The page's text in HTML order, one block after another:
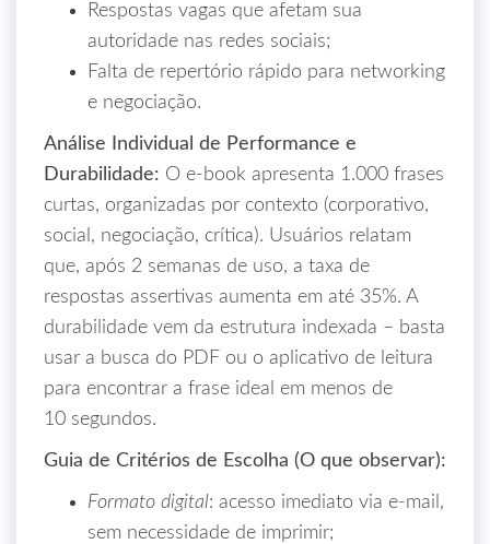
Respostas vagas que afetam sua
autoridade nas redes sociais;
Falta de repertório rápido para networking
e negociação.
Análise Individual de Performance e
Durabilidade: O e‑book apresenta 1.000 frases
curtas, organizadas por contexto (corporativo,
social, negociação, crítica). Usuários relatam
que, após 2 semanas de uso, a taxa de
respostas assertivas aumenta em até 35%. A
durabilidade vem da estrutura indexada – basta
usar a busca do PDF ou o aplicativo de leitura
para encontrar a frase ideal em menos de
10 segundos.
Guia de Critérios de Escolha (O que observar):
Formato digital: acesso imediato via e‑mail,
sem necessidade de imprimir;